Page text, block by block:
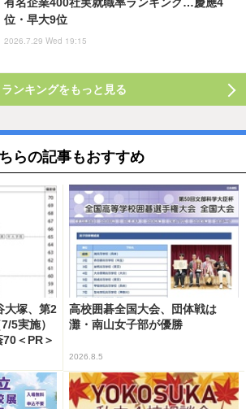
位・早大9位
2026.7.29 Wed 19:15
ランキングをもっと見る
らの記事もおすすめ
大塚、第2
5実施）
＜PR＞
高校囲碁全国大会、団体戦は
灘・南山女子部が優勝
2026.8.5